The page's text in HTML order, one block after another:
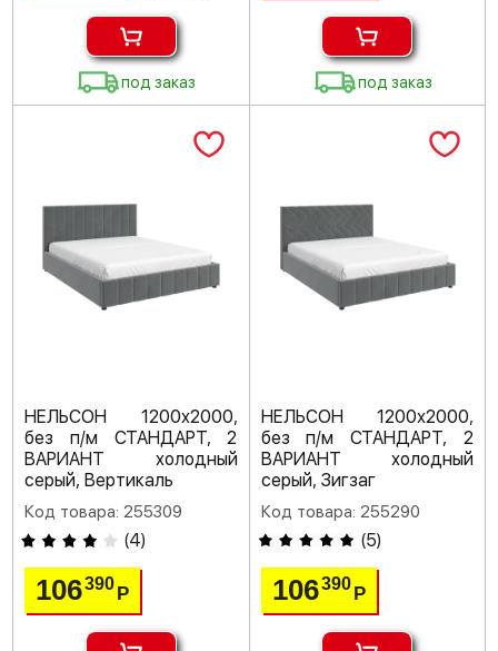
под заказ под заказ
НЕЛЬСОН 1200х2000,
без п/м СТАНДАРТ, 2
ВАРИАНТ холодный
серый, Вертикаль
Код товара: 255309
(4)
106390 Р
НЕЛЬСОН 1200х2000,
без п/м СТАНДАРТ, 2
ВАРИАНТ холодный
серый, Зигзаг
Код товара: 255290
(5)
106390 Р